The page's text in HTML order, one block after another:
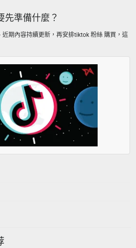
先準備什麼？
期內容持續更新，再安排tiktok 粉絲 購買，這